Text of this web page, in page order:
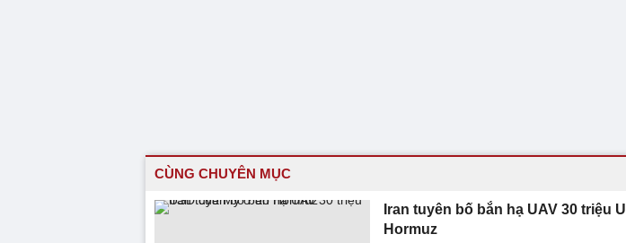
CÙNG CHUYÊN MỤC
Iran tuyên bố bắn hạ UAV 30 triệu
Hormuz